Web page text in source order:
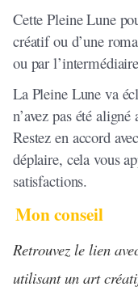
Cette Pleine Lune
créatif ou d’une
ou par
La Pleine Lune va
n’avez pas été
Restez en accord
déplaire, cela vous
satisfactions.
Mon conseil
Retrouvez le lien
utilisant un art